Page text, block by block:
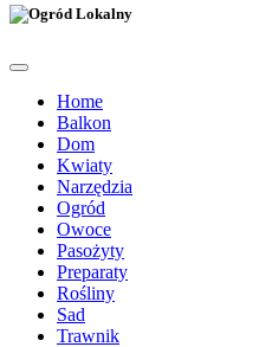
Home
Balkon
Dom
Kwiaty
Narzędzia
Ogród
Owoce
Pasożyty
Preparaty
Rośliny
Sad
Trawnik